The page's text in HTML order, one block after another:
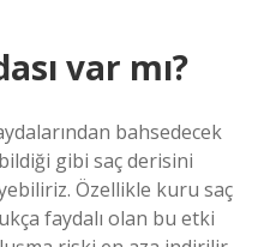
var mı?
bahsedecek
gibi saç derisini
Özellikle kuru saç
faydalı olan bu etki